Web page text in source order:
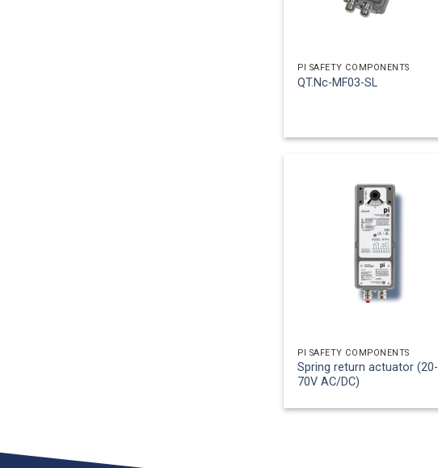
PI SAFETY COMPONENTS
QT.Nc-MF03-SL
PI SAFETY COMPONENTS
Spring return actuator (20-
70V AC/DC)